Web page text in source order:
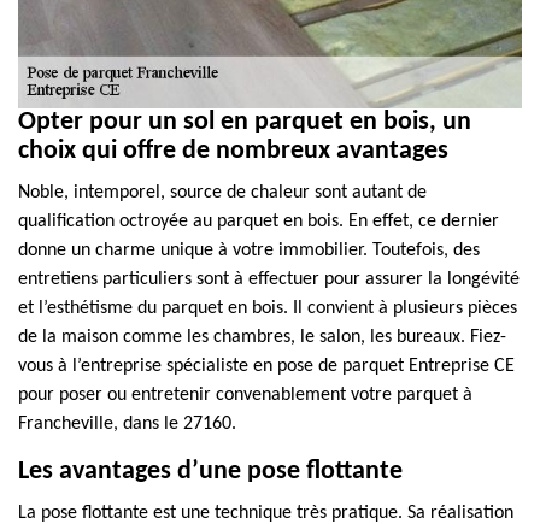
Opter pour un sol en parquet en bois, un
choix qui offre de nombreux avantages
Noble, intemporel, source de chaleur sont autant de
qualification octroyée au parquet en bois. En effet, ce dernier
donne un charme unique à votre immobilier. Toutefois, des
entretiens particuliers sont à effectuer pour assurer la longévité
et l’esthétisme du parquet en bois. Il convient à plusieurs pièces
de la maison comme les chambres, le salon, les bureaux. Fiez-
vous à l’entreprise spécialiste en pose de parquet Entreprise CE
pour poser ou entretenir convenablement votre parquet à
Francheville, dans le 27160.
Les avantages d’une pose flottante
La pose flottante est une technique très pratique. Sa réalisation